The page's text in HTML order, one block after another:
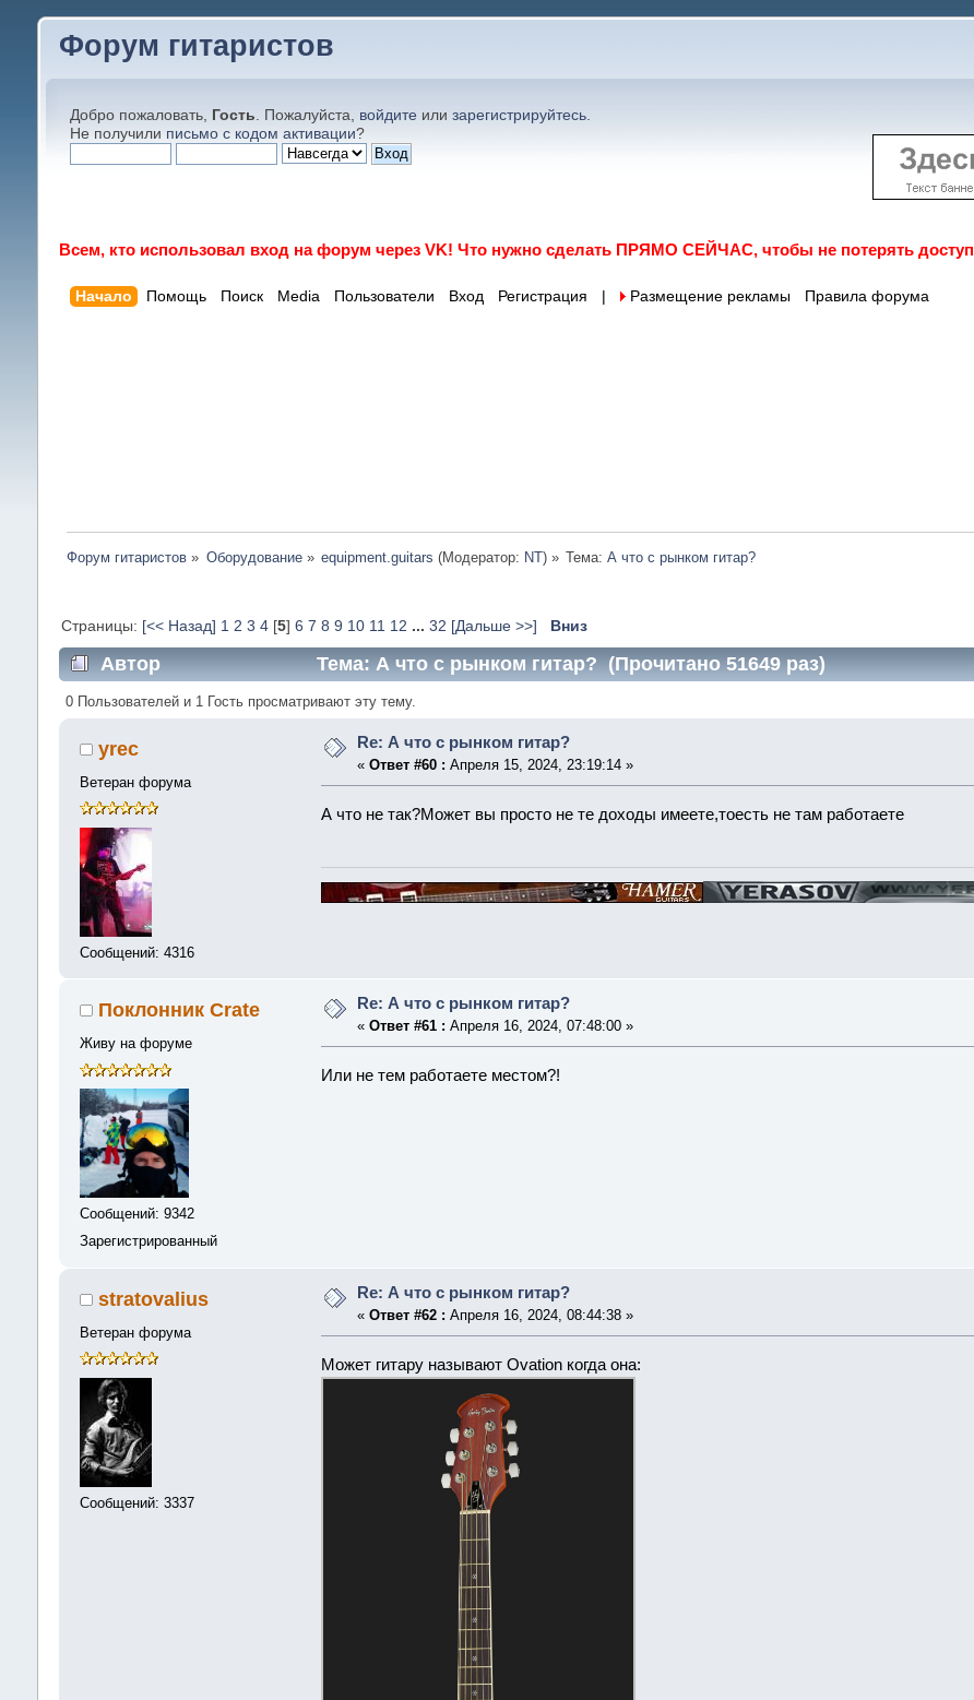
Форум гитаристов
Добро пожаловать, Гость. Пожалуйста, войдитеили зарегистрируйтесь.
Не получили письмо с кодом активации?
Всем, кто использовал вход на форум через VK! Что нужно сделать ПРЯМО СЕЙЧАС, чтобы не потерять доступ
Начало Помощь Поиск Media Пользователи Вход Регистрация Размещение рекламы Правила форума
Форум гитаристов » Оборудование» equipment.guitars (Модератор: NT) » Тема:А что с рынком гитар?
Страницы: [<< Назад] 1 2 3 4 [5]6 7 8 9 10 11 12 ...32 [Дальше >>] Вниз
Автор Тема: А что с рынком гитар? (Прочитано 51649 раз)
0 Пользователей и 1 Гость просматривают эту тему.
yrec
Ветеран форума
Сообщений: 4316
Re: А что с рынком гитар?
«Ответ #60 : Апреля 15, 2024, 23:19:14 »
А что не так?Может вы просто не те доходы имеете,тоесть не там работаете
Поклонник Crate
Живу на форуме
Сообщений: 9342
Зарегистрированный
Re: А что с рынком гитар?
«Ответ #61 : Апреля 16, 2024, 07:48:00 »
Или не тем работаете местом?!
stratovalius
Ветеран форума
Сообщений: 3337
Re: А что с рынком гитар?
«Ответ #62 : Апреля 16, 2024, 08:44:38 »
Может гитару называют Ovation когда она: